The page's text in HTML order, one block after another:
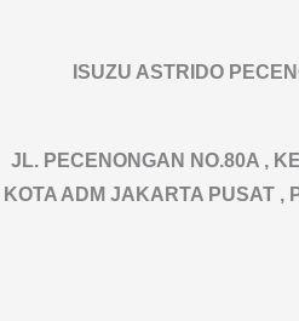
ISUZU ASTRIDO
JL. PECENONGAN NO.80A ,
KOTA ADM JAKARTA PUSAT ,